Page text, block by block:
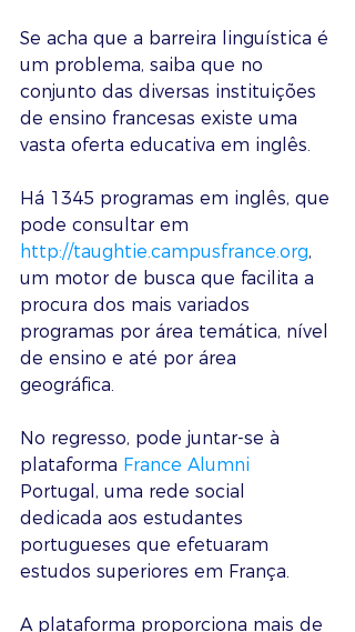
Se acha que a barreira linguística é
um problema, saiba que no
conjunto das diversas instituições
de ensino francesas existe uma
vasta oferta educativa em inglês.
Há 1345 programas em inglês, que
pode consultar em
http://taughtie.campusfrance.org,
um motor de busca que facilita a
procura dos mais variados
programas por área temática, nível
de ensino e até por área
geográfica.
No regresso, pode juntar-se à
plataforma France Alumni
Portugal, uma rede social
dedicada aos estudantes
portugueses que efetuaram
estudos superiores em França.
A plataforma proporciona mais de